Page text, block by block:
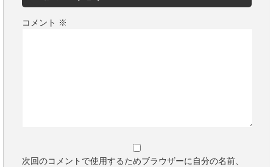
コメント ※
次回のコメントで使用するためブラウザーに自分の名前、